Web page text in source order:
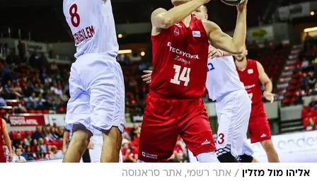
אליהו מול מזלין / אתר רשמי, אתר סראגוסה